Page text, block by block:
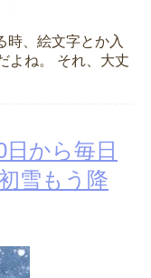
時、絵文字とか入
よね。 それ、大丈
から毎日
雪もう降